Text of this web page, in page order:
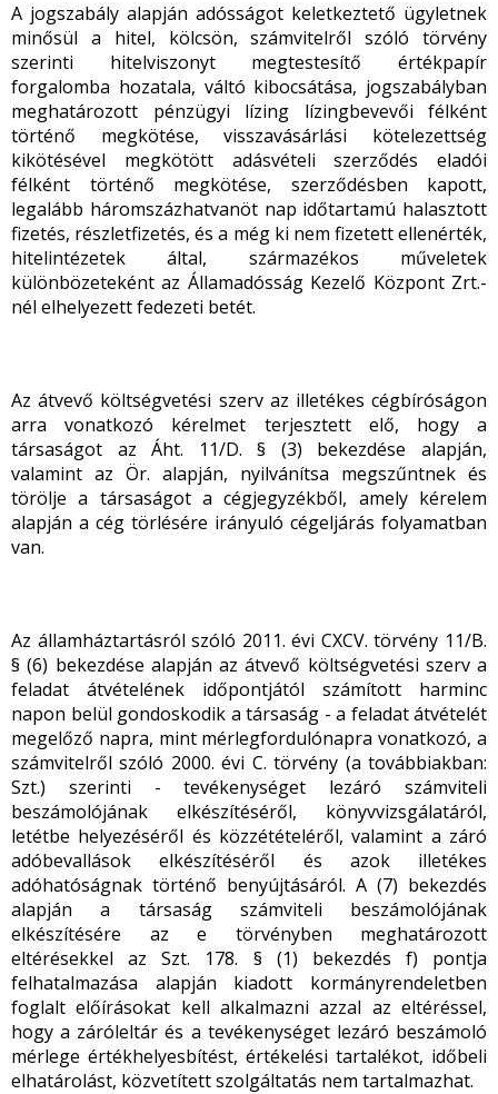
A jogszabály alapján adósságot keletkeztető ügyletnek
minősül a hitel, kölcsön, számvitelről szóló törvény
szerinti hitelviszonyt megtestesítő értékpapír
forgalomba hozatala, váltó kibocsátása, jogszabályban
meghatározott pénzügyi lízing lízingbevevői félként
történő megkötése, visszavásárlási kötelezettség
kikötésével megkötött adásvételi szerződés eladói
félként történő megkötése, szerződésben kapott,
legalább háromszázhatvanöt nap időtartamú halasztott
fizetés, részletfizetés, és a még ki nem fizetett ellenérték,
hitelintézetek által, származékos műveletek
különbözeteként az Államadósság Kezelő Központ Zrt.-
nél elhelyezett fedezeti betét.
Az átvevő költségvetési szerv az illetékes cégbíróságon
arra vonatkozó kérelmet terjesztett elő, hogy a
társaságot az Áht. 11/D. § (3) bekezdése alapján,
valamint az Ör. alapján, nyilvánítsa megszűntnek és
törölje a társaságot a cégjegyzékből, amely kérelem
alapján a cég törlésére irányuló cégeljárás folyamatban
van.
Az államháztartásról szóló 2011. évi CXCV. törvény 11/B.
§ (6) bekezdése alapján az átvevő költségvetési szerv a
feladat átvételének időpontjától számított harminc
napon belül gondoskodik a társaság - a feladat átvételét
megelőző napra, mint mérlegfordulónapra vonatkozó, a
számvitelről szóló 2000. évi C. törvény (a továbbiakban:
Szt.) szerinti - tevékenységet lezáró számviteli
beszámolójának elkészítéséről, könyvvizsgálatáról,
letétbe helyezéséről és közzétételéről, valamint a záró
adóbevallások elkészítéséről és azok illetékes
adóhatóságnak történő benyújtásáról. A (7) bekezdés
alapján a társaság számviteli beszámolójának
elkészítésére az e törvényben meghatározott
eltérésekkel az Szt. 178. § (1) bekezdés f) pontja
felhatalmazása alapján kiadott kormányrendeletben
foglalt előírásokat kell alkalmazni azzal az eltéréssel,
hogy a záróleltár és a tevékenységet lezáró beszámoló
mérlege értékhelyesbítést, értékelési tartalékot, időbeli
elhatárolást, közvetített szolgáltatás nem tartalmazhat.